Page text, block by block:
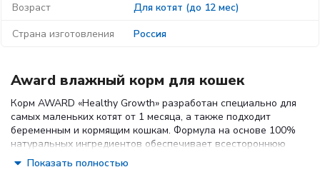
Возраст
Для котят (до 12 мес)
Страна изготовления
Россия
Award влажный корм для кошек
Корм AWARD «Healthy Growth» разработан специально для
самых маленьких котят от 1 месяца, а также подходит
беременным и кормящим кошкам. Формула на основе 100%
натуральных ингредиентов обеспечивает всестороннюю
нутрицевтическую поддержку: от укрепления иммунитета
до гармоничного развития мозга, зрения и сердечно-
Показать полностью